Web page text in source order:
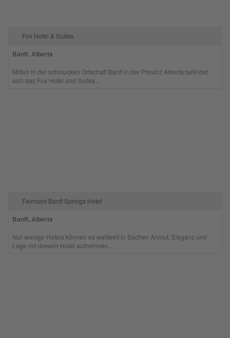
Fox Hotel & Suites
Banff, Alberta
Mitten in der schmucken Ortschaft Banff in der Provinz Alberta befindet
sich das Fox Hotel und Suites...
Fairmont Banff Springs Hotel
Banff, Alberta
Nur wenige Hotels können es weltweit in Sachen Anmut, Eleganz und
Lage mit diesem Hotel aufnehmen...